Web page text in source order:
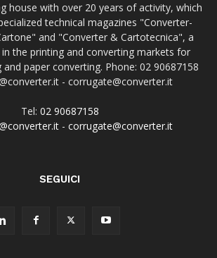
house with over 20 years of activity, which
technical magazines "Converter-
and "Converter & Cartotecnica", a
the printing and converting markets for
and paper converting. Phone: 02 90687158
- corrugate@converter.it
Tel: 02 90687158
- corrugate@converter.it
SEGUICI